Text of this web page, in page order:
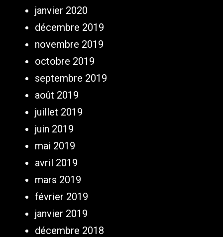
janvier 2020
décembre 2019
novembre 2019
octobre 2019
septembre 2019
août 2019
juillet 2019
juin 2019
mai 2019
avril 2019
mars 2019
février 2019
janvier 2019
décembre 2018